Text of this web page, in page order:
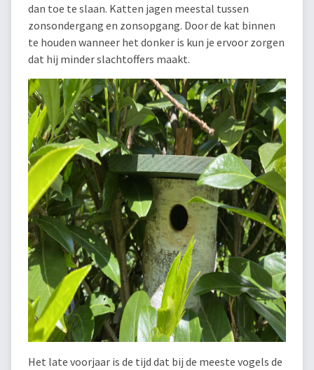
dan toe te slaan. Katten jagen meestal tussen
zonsondergang en zonsopgang. Door de kat binnen
te houden wanneer het donker is kun je ervoor zorgen
dat hij minder slachtoffers maakt.
Het late voorjaar is de tijd dat bij de meeste vogels de